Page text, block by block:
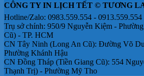
CÔNG TY IN LỊCH TẾT © TƯƠNG
Hotline/Zalo: 0983.559.554 -
Trụ sở chính: 950/9 Nguyễn Kiệm -
Cũ) - TP. HCM
CN Tây Ninh (Long An Cũ): Đường Võ
Phường Khánh Hậu
CN Đồng Tháp (Tiền Giang Cũ): 554
Thạnh Trị) - Phường Mỹ Tho